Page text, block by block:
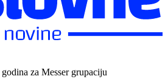
za Messer grupaciju